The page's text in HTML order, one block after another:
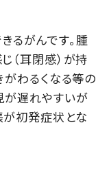
るがんです。腫
（耳閉感）が持
がわるくなる等の
が遅れやすいが
が初発症状とな